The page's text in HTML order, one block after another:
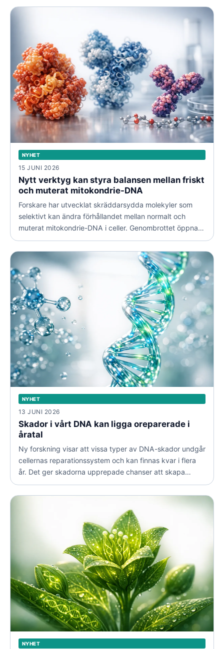
NYHET
15 JUNI 2026
Nytt verktyg kan styra balansen mellan friskt
och muterat mitokondrie-DNA
Forskare har utvecklat skräddarsydda molekyler som
selektivt kan ändra förhållandet mellan normalt och
muterat mitokondrie-DNA i celler. Genombrottet öppnar
för både bättre forskningsmodeller och nya behandlingar
vid mitokondriella sjukdomar.
NYHET
13 JUNI 2026
Skador i vårt DNA kan ligga oreparerade i
åratal
Ny forskning visar att vissa typer av DNA-skador undgår
cellernas reparationssystem och kan finnas kvar i flera
år. Det ger skadorna upprepade chanser att skapa
mutationer som i värsta fall kan leda till cancer.
NYHET